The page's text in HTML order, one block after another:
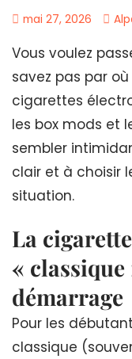
mai 27, 2026
Vous voulez
savez pas par
cigarettes
les box mods et
sembler
clair et à choisir
situation.
La
«
démarrage
Pour les
classique